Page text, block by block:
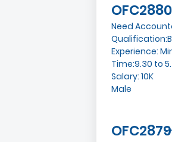
Need
Experience:
Time:9.30 to
Salary: 10K
Male